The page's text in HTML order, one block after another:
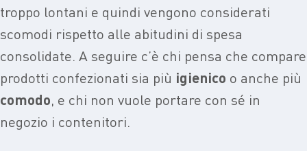
troppo lontani e quindi vengono considerati
scomodi rispetto alle abitudini di spesa
consolidate. A seguire c’è chi pensa che compare
prodotti confezionati sia più igienico o anche più
comodo, e chi non vuole portare con sé in
negozio i contenitori.